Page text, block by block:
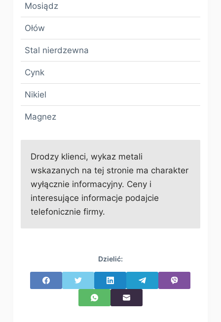
Mosiądz
Ołów
Stal nierdzewna
Cynk
Nikiel
Magnez
Drodzy klienci, wykaz metali
wskazanych na tej stronie ma charakter
wyłącznie informacyjny. Ceny i
interesujące informacje podajcie
telefonicznie firmy.
Dzielić: